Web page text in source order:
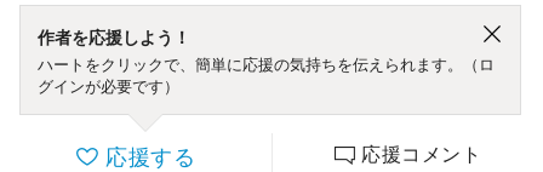
作者を応援しよう！
ハートをクリックで、簡単に応援の気持ちを伝えられます。（ロ
グインが必要です）
応援する 応援コメント